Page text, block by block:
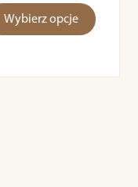
Wybierz opcje